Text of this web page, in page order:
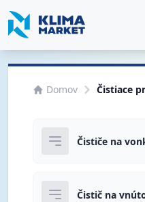
Domov Čistiace
Čističe na
Čistič na